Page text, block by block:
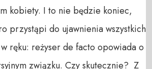
kobiety. I to nie będzie koniec,
przystąpi do ujawnienia wszystkich
ręku: reżyser de facto opowiada o
związku. Czy skutecznie? Z